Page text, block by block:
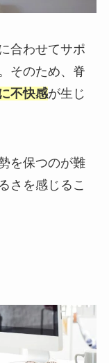
合わせてサポ
そのため、脊
不快感が生じ
を保つのが難
さを感じるこ